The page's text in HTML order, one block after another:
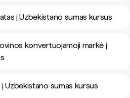
į Uzbekistano sumas kursus
konvertuojamoji markė į
Uzbekistano sumas kursus